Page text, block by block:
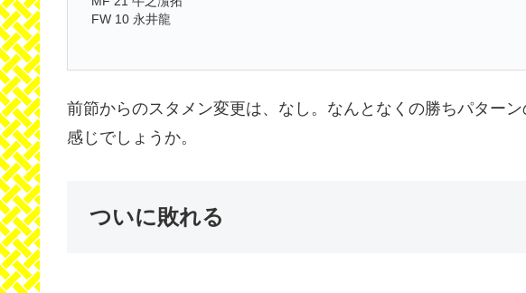
FW 10 永井龍
前節からのスタメン変更は、なし。なんとなくの勝ちパター
感じでしょうか。
ついに敗れる